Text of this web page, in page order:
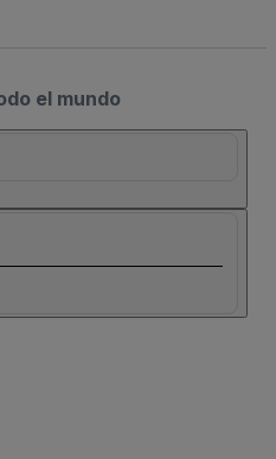
el mundo